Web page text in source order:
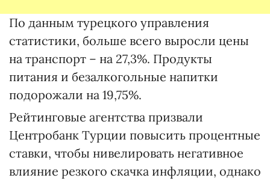
По данным турецкого управления
статистики, больше всего выросли цены
на транспорт – на 27,3%. Продукты
питания и безалкогольные напитки
подорожали на 19,75%.
Рейтинговые агентства призвали
Центробанк Турции повысить процентные
ставки, чтобы нивелировать негативное
влияние резкого скачка инфляции, однако